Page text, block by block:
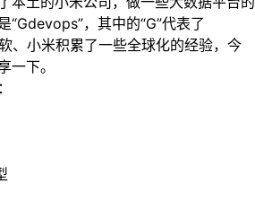
“Gdevops”，其中的“G”代表了
、小米积累了一些全球化的经验，今
一下。